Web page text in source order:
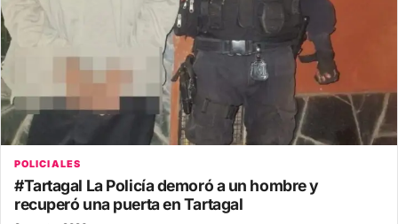
POLICIALES
#Tartagal La Policía demoró a un hombre y
recuperó una puerta en Tartagal